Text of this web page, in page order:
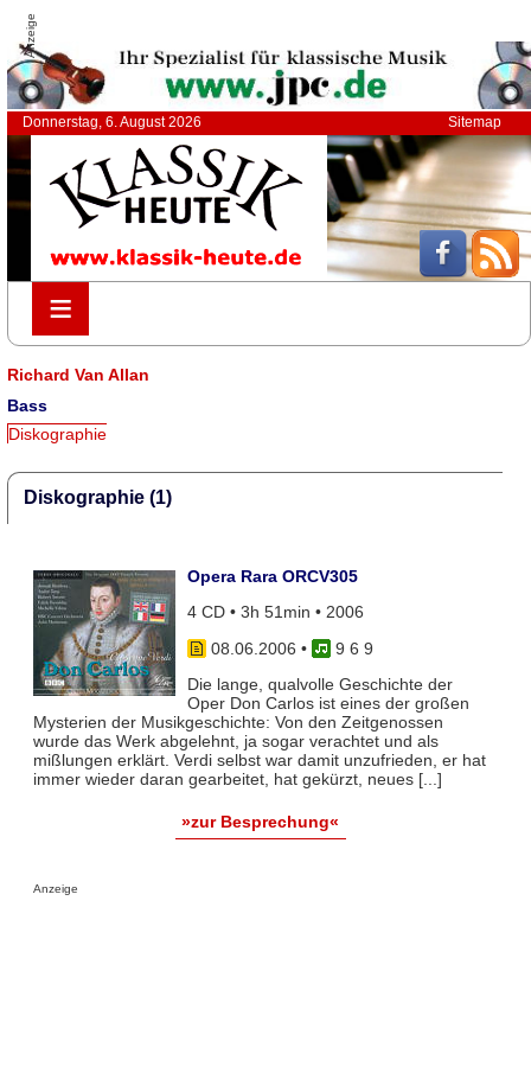
Anzeige
Donnerstag, 6. August 2026 Sitemap
≡
≡
Richard Van Allan
Bass
Diskographie
Diskographie (1)
Opera Rara ORCV305
4 CD • 3h 51min • 2006
08.06.2006 •
9 6 9
Die lange, qualvolle Geschichte der
Oper Don Carlos ist eines der großen
Mysterien der Musikgeschichte: Von den Zeitgenossen
wurde das Werk abgelehnt, ja sogar verachtet und als
mißlungen erklärt. Verdi selbst war damit unzufrieden, er hat
immer wieder daran gearbeitet, hat gekürzt, neues [...]
»zur Besprechung«
Anzeige